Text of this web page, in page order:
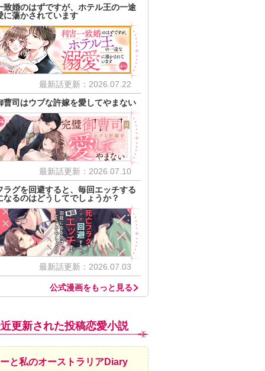
致婚のはずですが、ホテル王の一途
に蕩かされています
最新話更新：2026.07.22
曹司はウブな許嫁を愛してやまない
最新話更新：2026.07.10
ラグを回避すると、毎回エッチする
なるのはどうしてでしょうか？
最新話更新：2026.07.03
公式漫画をもっと見る
更新された投稿恋愛小説
と私のオーストラリアDiary